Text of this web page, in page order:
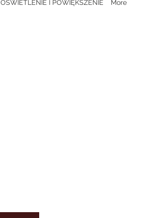
OŚWIETLENIE I POWIĘKSZENIE More